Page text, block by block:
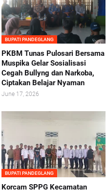
BUPATI PANDEGLANG
PKBM Tunas Pulosari Bersama
Muspika Gelar Sosialisasi
Cegah Bullyng dan Narkoba,
Ciptakan Belajar Nyaman
June 17, 2026
BUPATI PANDEGLANG
Korcam SPPG Kecamatan